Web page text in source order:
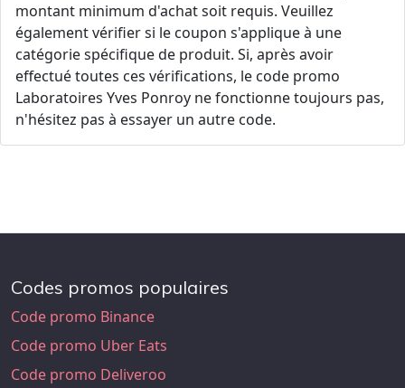
montant minimum d'achat soit requis. Veuillez
également vérifier si le coupon s'applique à une
catégorie spécifique de produit. Si, après avoir
effectué toutes ces vérifications, le code promo
Laboratoires Yves Ponroy ne fonctionne toujours pas,
n'hésitez pas à essayer un autre code.
Codes promos populaires
Code promo Binance
Code promo Uber Eats
Code promo Deliveroo